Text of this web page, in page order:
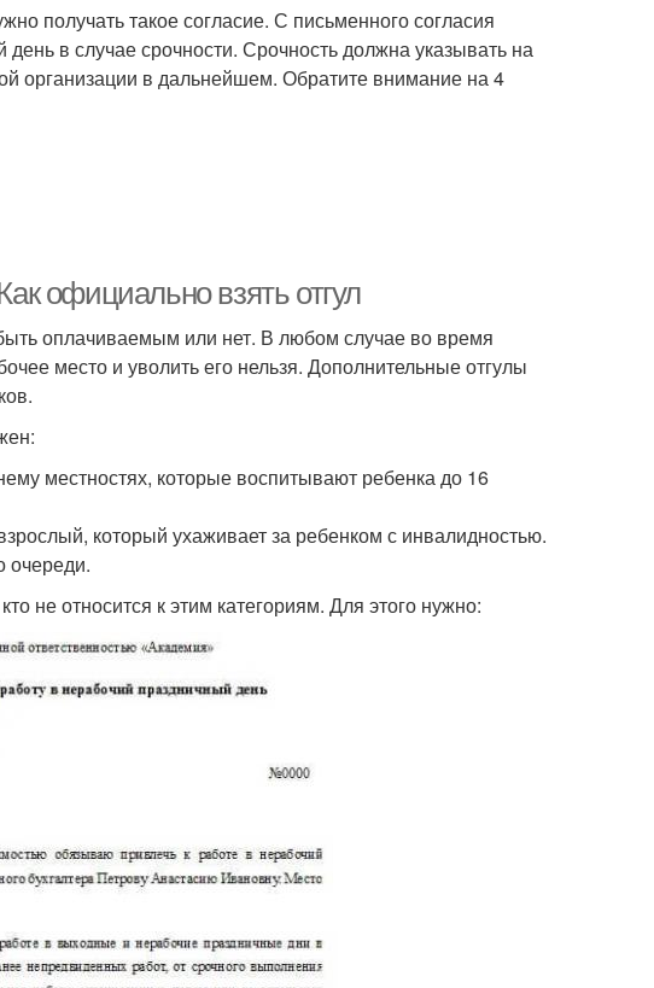
получать такое согласие. С письменного согласия
в случае срочности. Срочность должна указывать на
организации в дальнейшем. Обратите внимание на 4
официально взять отгул
оплачиваемым или нет. В любом случае во время
место и уволить его нельзя. Дополнительные отгулы
местностях, которые воспитывают ребенка до 16
который ухаживает за ребенком с инвалидностью.
очереди.
не относится к этим категориям. Для этого нужно: